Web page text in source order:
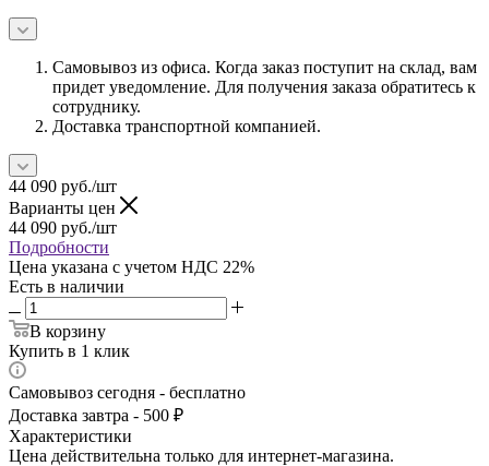
Самовывоз из офиса. Когда заказ поступит на склад, вам
придет уведомление. Для получения заказа обратитесь к
сотруднику.
Доставка транспортной компанией.
44 090 руб./шт
Варианты цен
44 090 руб./шт
Подробности
Цена указана с учетом НДС 22%
Есть в наличии
В корзину
Купить в 1 клик
Самовывоз сегодня - бесплатно
Доставка завтра - 500 ₽
Характеристики
Цена действительна только для интернет-магазина.